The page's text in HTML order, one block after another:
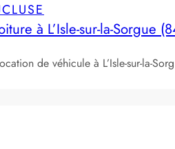
à L’Isle-sur-la-Sorgue
de véhicule à L’Isle-sur-la-